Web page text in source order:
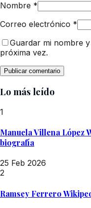
Nombre *
Correo electrónico *
Guardar mi nombre
próxima vez.
Lo más leído
1
Manuela Villena López
biografía
25 Feb 2026
2
Ramsey Ferrero